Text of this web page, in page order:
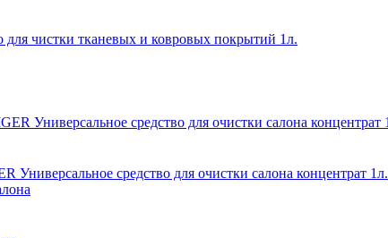
для чистки тканевых и ковровых покрытий 1л.
средство для очистки салона концентрат 1л.